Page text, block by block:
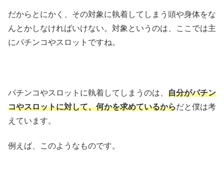
だからとにかく、その対象に執着してしまう頭や身体をな
んとかしなければいけない。対象というのは、ここでは主
にパチンコやスロットですね。
パチンコやスロットに執着してしまうのは、 自分がパチン
コやスロットに対して、何かを求めているからだと僕は考
えています。
例えば、このようなものです。